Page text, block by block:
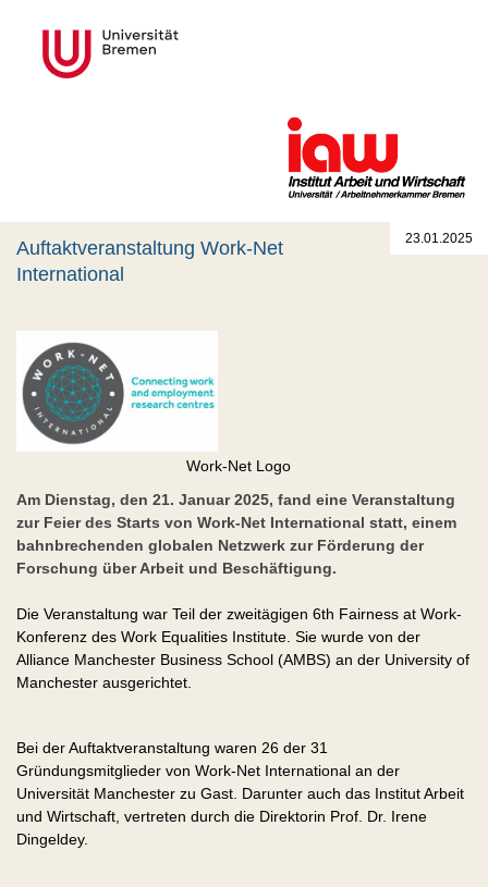
23.01.2025
Auftaktveranstaltung Work-Net
International
Work-Net Logo
Am Dienstag, den 21. Januar 2025, fand eine Veranstaltung
zur Feier des Starts von Work-Net International statt, einem
bahnbrechenden globalen Netzwerk zur Förderung der
Forschung über Arbeit und Beschäftigung.
Die Veranstaltung war Teil der zweitägigen 6th Fairness at Work-
Konferenz des Work Equalities Institute. Sie wurde von der
Alliance Manchester Business School (AMBS) an der University of
Manchester ausgerichtet.
Bei der Auftaktveranstaltung waren 26 der 31
Gründungsmitglieder von Work-Net International an der
Universität Manchester zu Gast. Darunter auch das Institut Arbeit
und Wirtschaft, vertreten durch die Direktorin Prof. Dr. Irene
Dingeldey.